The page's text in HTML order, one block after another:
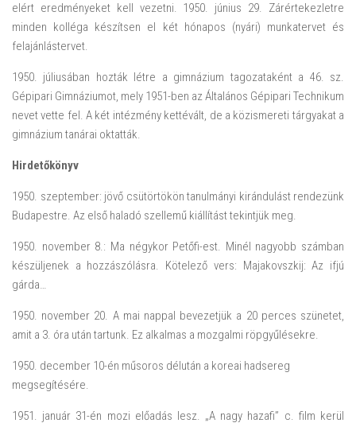
elért eredményeket kell vezetni. 1950. június 29. Zárértekezletre
minden kolléga készítsen el két hónapos (nyári) munkatervet és
felajánlástervet.
1950. júliusában hozták létre a gimnázium tagozataként a 46. sz.
Gépipari Gimnáziumot, mely 1951-ben az Általános Gépipari Technikum
nevet vette fel. A két intézmény kettévált, de a közismereti tárgyakat a
gimnázium tanárai oktatták.
Hirdetőkönyv
1950. szeptember: jövő csütörtökön tanulmányi kirándulást rendezünk
Budapestre. Az első haladó szellemű kiállítást tekintjük meg.
1950. november 8.: Ma négykor Petőfi-est. Minél nagyobb számban
készüljenek a hozzászólásra. Kötelező vers: Majakovszkij: Az ifjú
gárda…
1950. november 20. A mai nappal bevezetjük a 20 perces szünetet,
amit a 3. óra után tartunk. Ez alkalmas a mozgalmi röpgyűlésekre.
1950. december 10-én műsoros délután a koreai hadsereg
megsegítésére.
1951. január 31-én mozi előadás lesz. „A nagy hazafi” c. film kerül